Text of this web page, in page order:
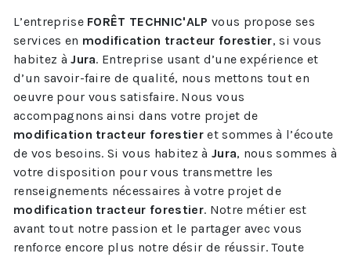
L’entreprise FORÊT TECHNIC'ALP vous propose ses
services en modification tracteur forestier, si vous
habitez àJura. Entreprise usant d’une expérience et
d’un savoir-faire de qualité, nous mettons tout en
oeuvre pour vous satisfaire. Nous vous
accompagnons ainsi dans votre projet de
modification tracteur forestieret sommes à l’écoute
de vos besoins. Si vous habitez à Jura, nous sommes à
votre disposition pour vous transmettre les
renseignements nécessaires à votre projet de
modification tracteur forestier. Notre métier est
avant tout notre passion et le partager avec vous
renforce encore plus notre désir de réussir. Toute